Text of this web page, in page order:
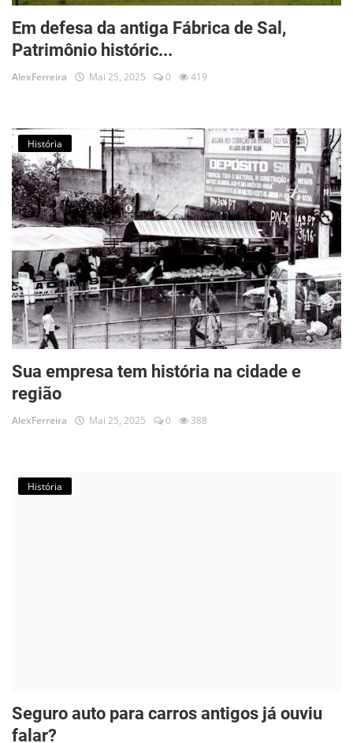
Em defesa da antiga Fábrica de Sal,
Patrimônio históric...
AlexFerreira Mai 25, 2025 0 419
História
Sua empresa tem história na cidade e
região
AlexFerreira Mai 25, 2025 0 388
História
Seguro auto para carros antigos já ouviu
falar?